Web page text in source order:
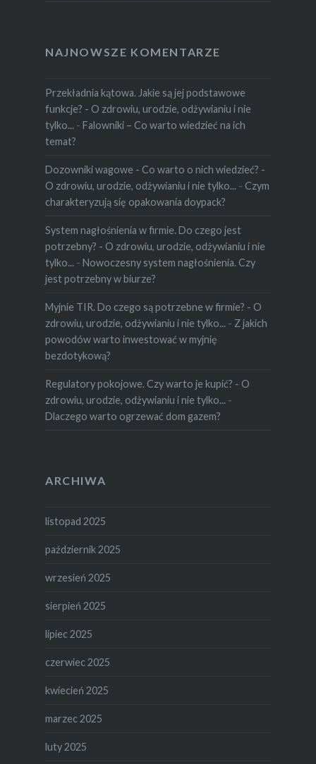
NAJNOWSZE KOMENTARZE
Przekładnia kątowa. Jakie są jej podstawowe
funkcje? - O zdrowiu, urodzie, odżywianiu i nie
tylko... - Falowniki – Co warto wiedzieć na ich
temat?
Dozowniki wagowe - Co warto o nich wiedzieć? -
O zdrowiu, urodzie, odżywianiu i nie tylko... - Czym
charakteryzują się opakowania doypack?
System nagłośnienia w firmie. Do czego jest
potrzebny? - O zdrowiu, urodzie, odżywianiu i nie
tylko... - Nowoczesny system nagłośnienia. Czy
jest potrzebny w biurze?
Myjnie TIR. Do czego są potrzebne w firmie? - O
zdrowiu, urodzie, odżywianiu i nie tylko... - Z jakich
powodów warto inwestować w myjnię
bezdotykową?
Regulatory pokojowe. Czy warto je kupić? - O
zdrowiu, urodzie, odżywianiu i nie tylko... -
Dlaczego warto ogrzewać dom gazem?
ARCHIWA
listopad 2025
październik 2025
wrzesień 2025
sierpień 2025
lipiec 2025
czerwiec 2025
kwiecień 2025
marzec 2025
luty 2025